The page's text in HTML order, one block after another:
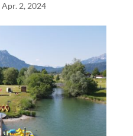
Apr. 2, 2024